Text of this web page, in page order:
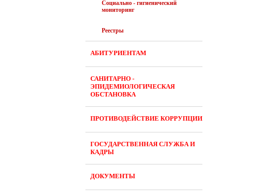
Социально - гигиенический
мониторинг
Реестры
АБИТУРИЕНТАМ
САНИТАРНО -
ЭПИДЕМИОЛОГИЧЕСКАЯ
ОБСТАНОВКА
ПРОТИВОДЕЙСТВИЕ КОРРУПЦИИ
ГОСУДАРСТВЕННАЯ СЛУЖБА И
КАДРЫ
ДОКУМЕНТЫ